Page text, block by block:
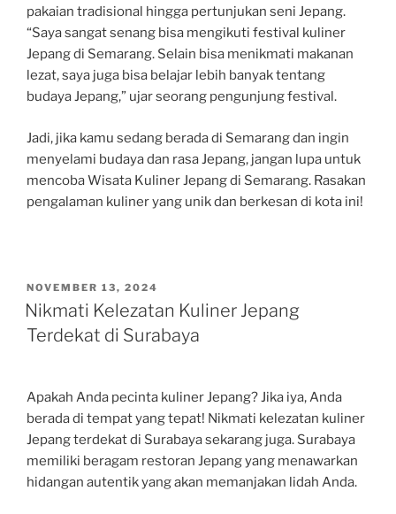
pakaian tradisional hingga pertunjukan seni Jepang.
“Saya sangat senang bisa mengikuti festival kuliner
Jepang di Semarang. Selain bisa menikmati makanan
lezat, saya juga bisa belajar lebih banyak tentang
budaya Jepang,” ujar seorang pengunjung festival.
Jadi, jika kamu sedang berada di Semarang dan ingin
menyelami budaya dan rasa Jepang, jangan lupa untuk
mencoba Wisata Kuliner Jepang di Semarang. Rasakan
pengalaman kuliner yang unik dan berkesan di kota ini!
POSTED
ON
NOVEMBER 13, 2024
Nikmati Kelezatan Kuliner Jepang
Terdekat di Surabaya
Apakah Anda pecinta kuliner Jepang? Jika iya, Anda
berada di tempat yang tepat! Nikmati kelezatan kuliner
Jepang terdekat di Surabaya sekarang juga. Surabaya
memiliki beragam restoran Jepang yang menawarkan
hidangan autentik yang akan memanjakan lidah Anda.